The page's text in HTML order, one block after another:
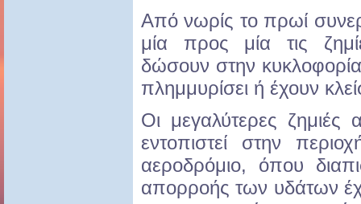
Από νωρίς το πρωί
μία προς μία τις
δώσουν στην
πλημμυρίσει ή έχουν
Οι μεγαλύτερες
εντοπιστεί στην
αεροδρόμιο, όπου
απορροής των υδάτων